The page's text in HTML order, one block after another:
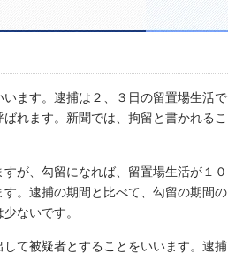
ます。逮捕は２、３日の留置場生活で
れます。新聞では、拘留と書かれるこ
が、勾留になれば、留置場生活が１０
。逮捕の期間と比べて、勾留の期間の
ないです。
て被疑者とすることをいいます。逮捕